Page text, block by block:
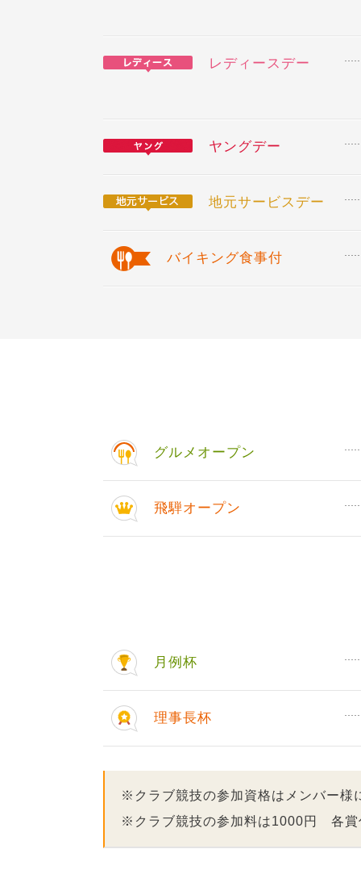
レディースデー
ヤングデー
地元サービスデー
バイキング食事付
グルメオープン
飛騨オープン
月例杯
理事長杯
※クラブ競技の参加資格はメンバー様
※クラブ競技の参加料は1000円 各賞